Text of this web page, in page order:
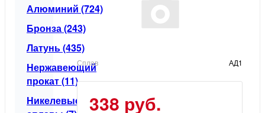
Алюминий (724)
Бронза (243)
Латунь (435)
Нержавеющий
прокат (11)
Никелевые
Сплав АД1
338 руб.